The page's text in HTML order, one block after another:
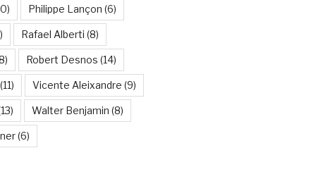
Philippe Lançon (6)
Rafael Alberti (8)
Robert Desnos (14)
(11) Vicente Aleixandre (9)
Walter Benjamin (8)
(6)